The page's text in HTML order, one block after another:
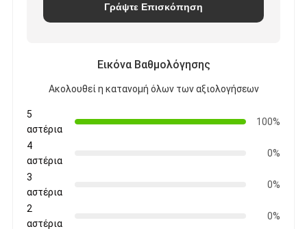
Γράψτε Επισκόπηση
Εικόνα Βαθμολόγησης
Ακολουθεί η κατανομή όλων των αξιολογήσεων
5
αστέρια
100%
4
αστέρια
0%
3
αστέρια
0%
2
αστέρια
0%